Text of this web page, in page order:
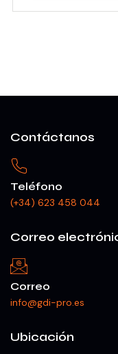
Contáctanos
Teléfono
(+34) 623 458 044
Correo
Correo
info@gdi-pro.es
Ubicación